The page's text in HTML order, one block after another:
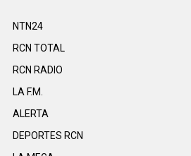
NTN24
RCN TOTAL
RCN RADIO
LA F.M.
ALERTA
DEPORTES RCN